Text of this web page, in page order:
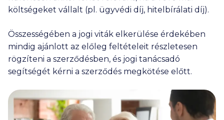
költségeket vállalt (pl. ügyvédi díj, hitelbírálati díj).
Összességében a jogi viták elkerülése érdekében
mindig ajánlott az előleg feltételeit részletesen
rögzíteni a szerződésben, és jogi tanácsadó
segítségét kérni a szerződés megkötése előtt.